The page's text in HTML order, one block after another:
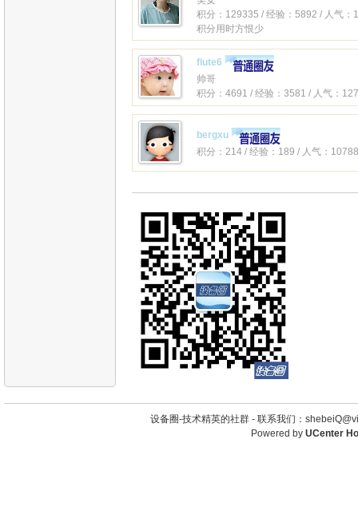
积分：129335 / 经验：5892 / 人气：
积分用时方恨少
flute6
帅哥
积分：4691 / 经验：3581 / 人气：
bergxu
积分：214 / 经验：189 / 人气：
设备圈-技术精英的社群 - 联系我们：
Powered by UCenter